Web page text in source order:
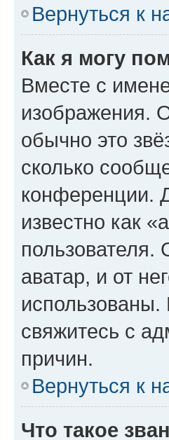
Вернуться к
Как я могу
Вместе с
изображения.
обычно это
сколько
конференции.
известно как
пользователя.
аватар, и от
свяжитесь с
причин.
Вернуться к
Что такое